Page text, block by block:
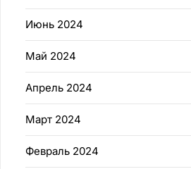
Июнь 2024
Май 2024
Апрель 2024
Март 2024
Февраль 2024